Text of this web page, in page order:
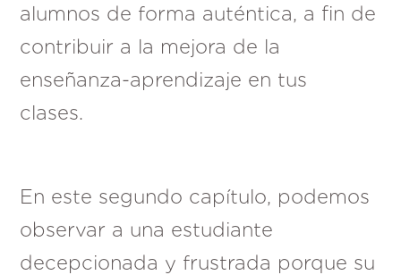
alumnos de forma auténtica, a fin de
contribuir a la mejora de la
enseñanza-aprendizaje en tus
clases.
En este segundo capítulo, podemos
observar a una estudiante
decepcionada y frustrada porque su